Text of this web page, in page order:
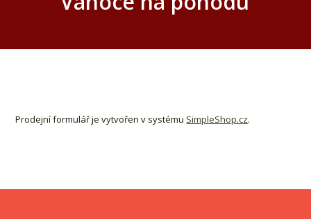
Prodejní formulář je vytvořen v systému SimpleShop.cz.